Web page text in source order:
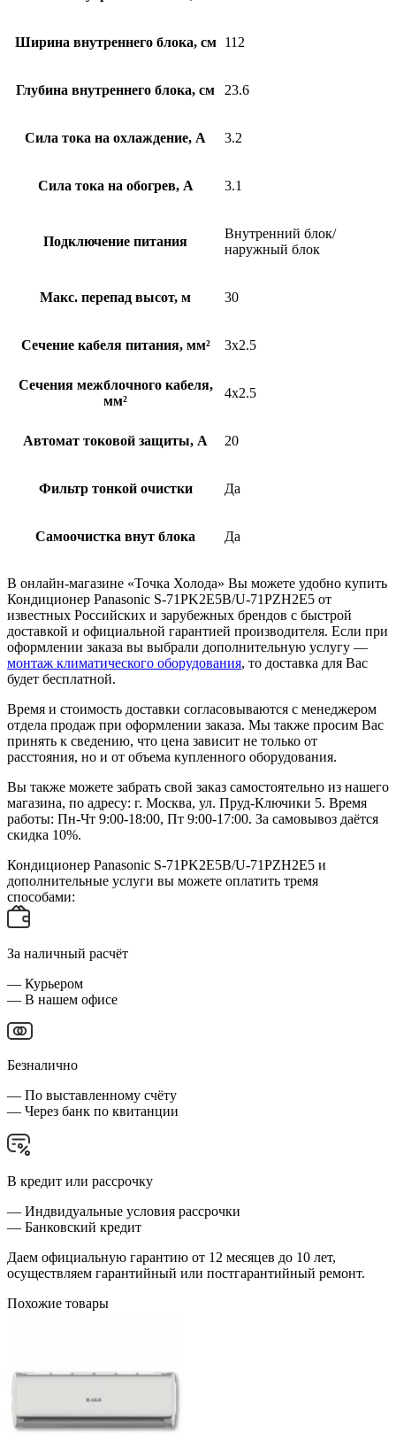
Ширина внутреннего блока, см 112
Глубина внутреннего блока, см 23.6
Сила тока на охлаждение, А 3.2
Сила тока на обогрев, А 3.1
Подключение питания
Внутренний блок/
наружный блок
Макс. перепад высот, м 30
Сечение кабеля питания, мм² 3х2.5
Сечения межблочного кабеля,
мм²
4х2.5
Автомат токовой защиты, А 20
Фильтр тонкой очистки Да
Самоочистка внут блока Да
В онлайн-магазине «Точка Холода» Вы можете удобно купить
Кондиционер Panasonic S-71PK2E5B/U-71PZH2E5 от
известных Российских и зарубежных брендов с быстрой
доставкой и официальной гарантией производителя. Если при
оформлении заказа вы выбрали дополнительную услугу —
монтаж климатического оборудования, то доставка для Вас
будет бесплатной.
Время и стоимость доставки согласовываются с менеджером
отдела продаж при оформлении заказа. Мы также просим Вас
принять к сведению, что цена зависит не только от
расстояния, но и от объема купленного оборудования.
Вы также можете забрать свой заказ самостоятельно из нашего
магазина, по адресу: г. Москва, ул. Пруд-Ключики 5. Время
работы: Пн-Чт 9:00-18:00, Пт 9:00-17:00. За самовывоз даётся
скидка 10%.
Кондиционер Panasonic S-71PK2E5B/U-71PZH2E5 и
дополнительные услуги вы можете оплатить тремя
способами:
За наличный расчёт
— Курьером
— В нашем офисе
Безналично
— По выставленному счёту
— Через банк по квитанции
В кредит или рассрочку
— Индвидуальные условия рассрочки
— Банковский кредит
Даем официальную гарантию от 12 месяцев до 10 лет,
осуществляем гарантийный или постгарантийный ремонт.
Похожие товары